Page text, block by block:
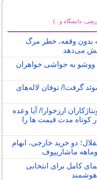
دانشگاه و...)
از ۳۰ دقیقه بدون وقفه، خطر مرگ
می‌دهد
به حواشی خواهران
گرفت!/ توفان لاله‌های
ارزخوار!/ آیا وعده
کوتاه مدت قیمت‌ ها را
دو خرید خارجی، ابهام
ماشاریپوف
کامل برای انتخابی